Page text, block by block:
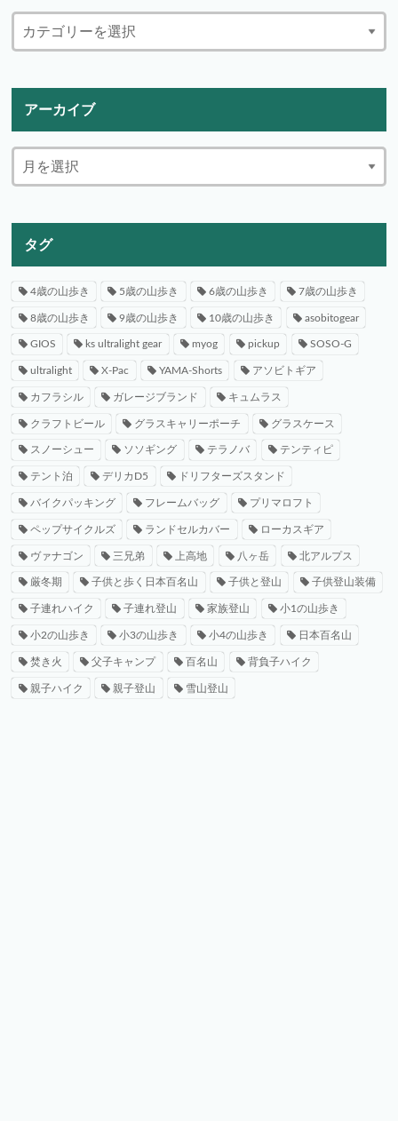
アーカイブ
タグ
4歳の山歩き 5歳の山歩き 6歳の山歩き 7歳の山歩き
8歳の山歩き 9歳の山歩き 10歳の山歩き asobitogear
GIOS ks ultralight gear myog pickup SOSO-G
ultralight X-Pac YAMA-Shorts アソビトギア
カフラシル ガレージブランド キュムラス
クラフトビール グラスキャリーポーチ グラスケース
スノーシュー ソソギング テラノバ テンティピ
テント泊 デリカD5 ドリフターズスタンド
バイクパッキング フレームバッグ プリマロフト
ペップサイクルズ ランドセルカバー ローカスギア
ヴァナゴン 三兄弟 上高地 八ヶ岳 北アルプス
厳冬期 子供と歩く日本百名山 子供と登山 子供登山装備
子連れハイク 子連れ登山 家族登山 小1の山歩き
小2の山歩き 小3の山歩き 小4の山歩き 日本百名山
焚き火 父子キャンプ 百名山 背負子ハイク
親子ハイク 親子登山 雪山登山